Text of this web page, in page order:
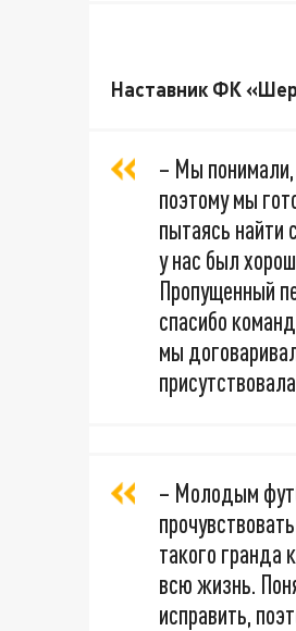
Наставник ФК
– Мы
поэтому мы
пытаясь найти
у нас был
Пропущенный
спасибо
мы
– Молодым
такого гранда
всю жизнь.
исправить,